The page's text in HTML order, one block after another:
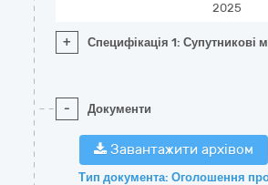
2025
+ Специфікація 1: Супутникові
- Документи
Завантажити архівом
Тип документа: Оголошення